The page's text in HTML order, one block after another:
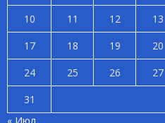
10
11 12 13
17
18 19 20
24
25 26 27
31